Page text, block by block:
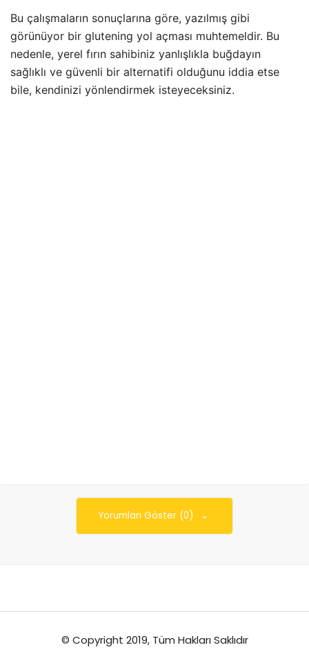
Bu çalışmaların sonuçlarına göre, yazılmış gibi
görünüyor bir glutening yol açması muhtemeldir. Bu
nedenle, yerel fırın sahibiniz yanlışlıkla buğdayın
sağlıklı ve güvenli bir alternatifi olduğunu iddia etse
bile, kendinizi yönlendirmek isteyeceksiniz.
Yorumları Göster (0)
© Copyright 2019, Tüm Hakları Saklıdır